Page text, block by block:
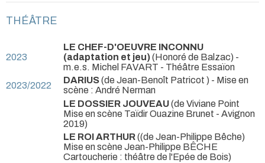
THÉÂTRE
2023
LE CHEF-D'OEUVRE INCONNU
(adaptation et jeu)(Honoré de Balzac) -
m.e.s. Michel FAVART - Théâtre Essaïon
2023/2022
DARIUS(de Jean-Benoît Patricot ) - Mise en
scène : André Nerman
LE DOSSIER JOUVEAU(de Viviane Point
Mise en scène Taïdir Ouazine Brunet - Avignon
2019)
LE ROI ARTHUR((de Jean-Philippe Bêche)
Mise en scène Jean-Philippe BÊCHE
Cartoucherie : théâtre de l'Epée de Bois)